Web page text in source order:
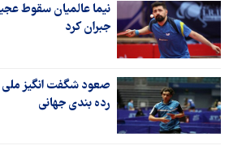
نیما عالمیان سقوط
جبران کرد
صعود شگفت انگیز
رده بندی جهانی